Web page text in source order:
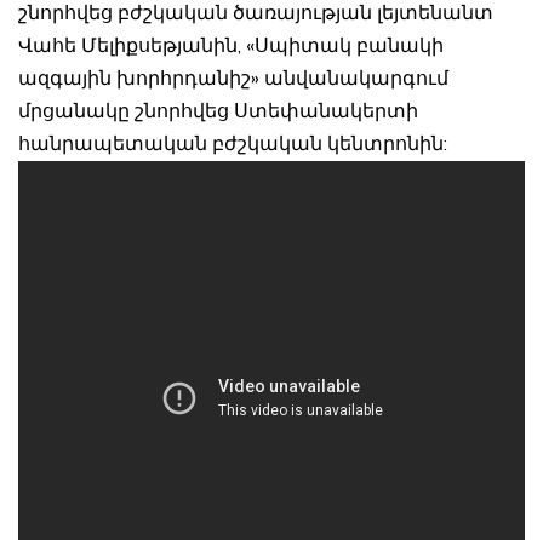
շնորհվեց բժշկական ծառայության լեյտենանտ
Վահե Մելիքսեթյանին, «Սպիտակ բանակի
ազգային խորհրդանիշ» անվանակարգում
մրցանակը շնորհվեց Ստեփանակերտի
հանրապետական բժշկական կենտրոնին: